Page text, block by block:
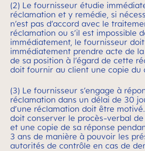
(2) Le fournisseur étudie
réclamation et y remédie, si
n’est pas d’accord avec le
réclamation ou s’il est impossible
immédiatement, le fournisseur doit
immédiatement prendre acte de
de sa position à l’égard de cette
doit fournir au client une copie du
(3) Le fournisseur s’engage à
réclamation dans un délai de 30
d’une réclamation doit être
doit conserver le procès-verbal
et une copie de sa réponse
3 ans de manière à pouvoir les
autorités de contrôle en cas de